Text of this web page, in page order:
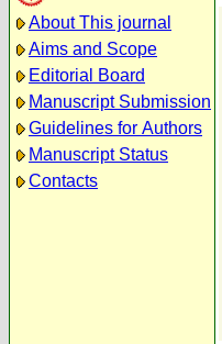
About This journal
Aims and Scope
Editorial Board
Manuscript Submission
Guidelines for Authors
Manuscript Status
Contacts